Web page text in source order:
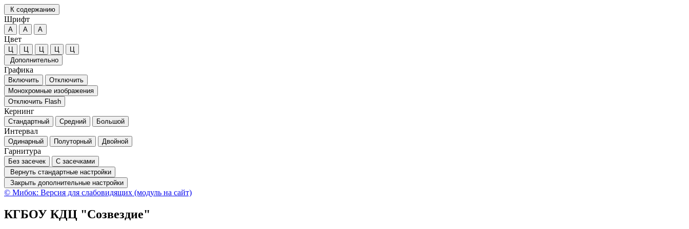
К содержанию
Шрифт
А А А
Цвет
Ц Ц Ц Ц
Ц
Дополнительно
Графика
Включить
Отключить
Монохромные изображения
Отключить Flash
Кернинг
Стандартный Средний Большой
Интервал
Одинарный Полуторный Двойной
Гарнитура
Без засечек
С засечками
Вернуть стандартные настройки
Закрыть дополнительные настройки
© Мибок: Версия для слабовидящих (модуль на сайт)
КГБОУ КДЦ "Созвездие"